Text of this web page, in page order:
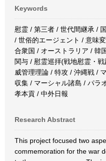
Keywords
慰霊 / 第三者 / 世代間継承 /
/ 世俗的エージェント / 意味
合衆国 / オーストラリア / 韓
関与 / 慰霊巡拝(戦地慰霊・
威管理理論 / 特攻 / 沖縄戦 /
収集 / マーシャル諸島 / パラ
孝本貢 / 中外日報
Research Abstract
This project focused two
commemoration for the war